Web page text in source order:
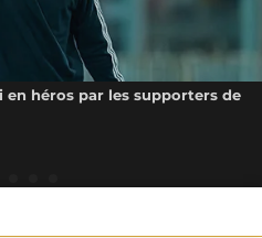
en héros par les supporters de